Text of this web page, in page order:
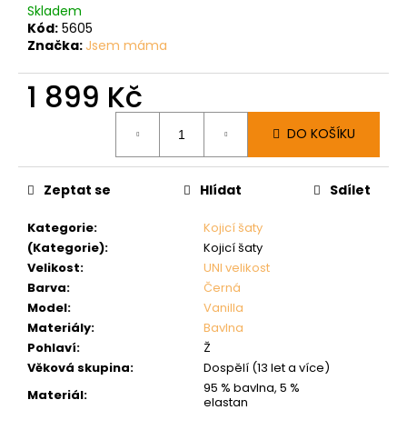
Skladem
Kód: 5605
Značka: Jsem máma
1 899 Kč
DO KOŠÍKU
Kategorie:
Kojicí šaty
(Kategorie):
Kojicí šaty
Velikost:
UNI velikost
Barva:
Černá
Model:
Vanilla
Materiály:
Bavlna
Pohlaví:
Ž
Věková skupina:
Dospělí (13 let a více)
Materiál:
95 % bavlna, 5 %
elastan
Zeptat se Hlídat Sdílet